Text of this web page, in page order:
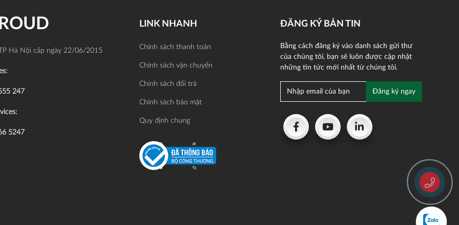
Hà Nội cấp ngày 22/06/2015
247
5247
LINK NHANH
Chính sách thanh toán
Chính sách vận chuyển
Chính sách đổi trả
Chính sách bảo mật
Quy định chung
ĐĂNG KÝ BẢN TIN
Bằng cách đăng ký vào danh sách gửi thư
của chúng tôi, bạn sẽ luôn được cập nhật
những tin tức mới nhất từ chúng tôi.